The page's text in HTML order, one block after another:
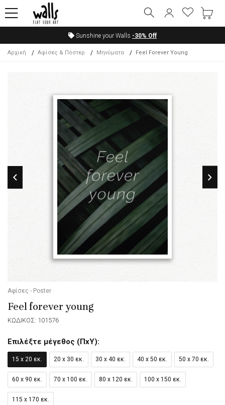
Sunshine your Walls -30% Off
Αρχική Αφίσες & Πόστερ Μηνύματα Feel Forever Young
Αφίσες - Poster
Feel forever young
ΚΩΔΙΚΟΣ: 101576
Επιλέξτε μέγεθος (ΠxΥ):
15 x 20 εκ. 20 x 30 εκ. 30 x 40 εκ. 40 x 50 εκ. 50 x 70 εκ.
60 x 90 εκ. 70 x 100 εκ. 80 x 120 εκ. 100 x 150 εκ.
115 x 170 εκ.